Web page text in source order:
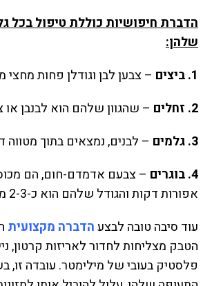
הדברת חיפושיות כוללת טיפול בכל
שלהן:
1. ביצים
– צבען לבן וגודלן פחות מחצי
2. זחלים
– שהגוון שלהם הוא לבנבן או
3. גלמים
– לבנים, נמצאים בתוך מטווה
4. בוגרים
– צבעם אדמדם-חום, הם
אפורות דקות והגודל שלהם הוא כ-2-3 מ"מ.
עוד סיבה טובה לבצעהדברה מקצועית
הטבק מצליחות לחדור לאריזות קרטון,
פלסטיק בעובי של מילימטר. עובדה זו,